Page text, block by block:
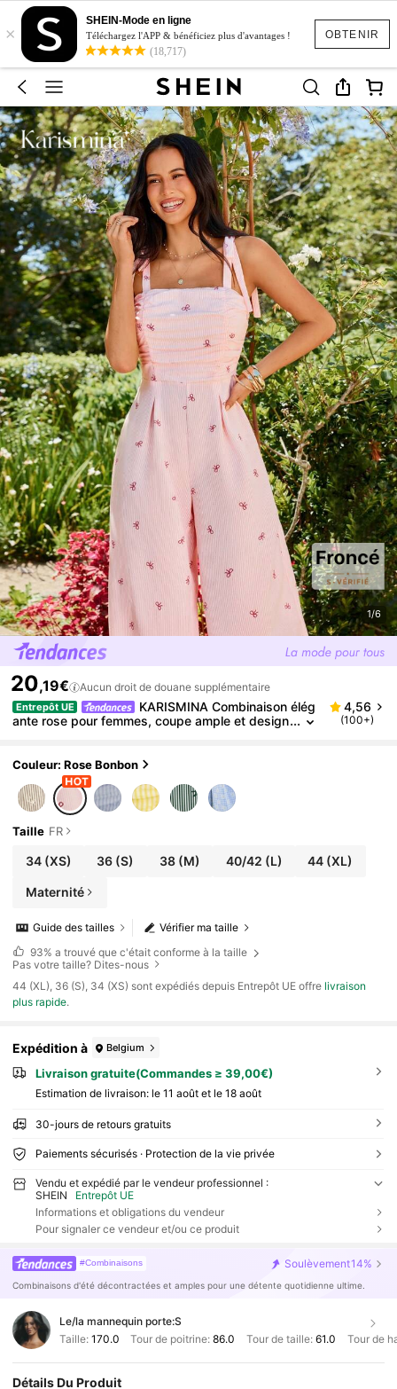
OBTENIR
×
SHEIN-Mode en ligne
Téléchargez l'APP & bénéficiez plus d'avantages !
(18,717)
1/6
20,19€ Aucun droit de douane supplémentaire
Entrepôt UE
KARISMINA Combinaison élég
ante rose pour femmes, coupe ample et design
4,56
(100+)
Couleur: Rose Bonbon
Taille FR
34(XS) 36 (S) 38(M) 40/42 (L) 44 (XL)
Maternité
Vérifier ma taille
Guide des tailles
93% a trouvé que c'était conforme à la taille
Pas votre taille? Dites-nous
​44 (XL), 36 (S), 34 (XS) sont expédiés depuis Entrepôt UE offre livraison
plus rapide.
Expédition à Belgium
Livraison gratuite(Commandes ≥ 39,00€)
Estimation de livraison: le 11 août et le 18 août
30-jours de retours gratuits
Paiements sécurisés · Protection de la vie privée
Vendu et expédié par le vendeur professionnel :
SHEIN
Entrepôt UE
Informations et obligations du vendeur
Pour signaler ce vendeur et/ou ce produit
#Combinaisons Soulèvement14%
Combinaisons d'été décontractées et amples pour une détente quotidienne ultime.
Le/la mannequin porte:S
Taille: 170.0 Tour de poitrine:86.0 Tour de taille: 61.0 Tour de
Détails Du Produit